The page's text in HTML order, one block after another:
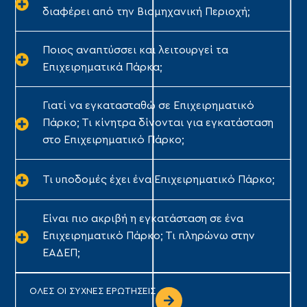
διαφέρει από την Βιομηχανική Περιοχή;
Ποιος αναπτύσσει και λειτουργεί τα
Επιχειρηματικά Πάρκα;
Γιατί να εγκατασταθώ σε Επιχειρηματικό
Πάρκο; Τι κίνητρα δίνονται για εγκατάσταση
στο Επιχειρηματικό Πάρκο;
Τι υποδομές έχει ένα Επιχειρηματικό Πάρκο;
Είναι πιο ακριβή η εγκατάσταση σε ένα
Επιχειρηματικό Πάρκο; Τι πληρώνω στην
ΕΑΔΕΠ;
ΟΛΕΣ ΟΙ ΣΥΧΝΕΣ ΕΡΩΤΗΣΕΙΣ